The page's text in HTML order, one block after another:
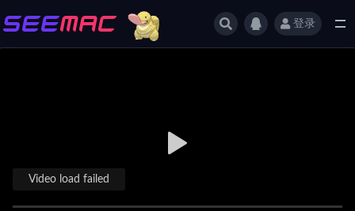
登录
Video load failed